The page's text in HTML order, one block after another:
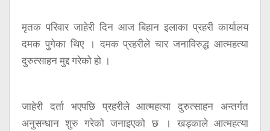
मृतक परिवार जाहेरी दिन आज बिहान इलाका प्रहरी कार्यालय
दमक पुगेका थिए । दमक प्रहरीले चार जनाविरुद्ध आत्महत्या
दुरुत्साहन मुद्द गरेको हो ।
जाहेरी दर्ता भएपछि प्रहरीले आत्महत्या दुरुत्साहन अन्तर्गत
अनुसन्धान शुरु गरेको जनाइएको छ । खड्काले आत्महत्या